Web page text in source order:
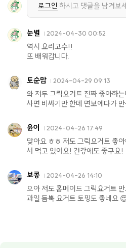
로그인 하시고 댓글을 남겨보
눈별 2024-04-30 00:52
역시 요리고수!!
또 배워갑니다.
토순맘 2024-04-29 09:13
와 저두 그릭요거트 진짜 좋아하
사면 비싸기만 한데 면보에다가
윤이 2024-04-26 17:49
맞아요 ㅎㅎ 저도 그릭요거트 좋
서 먹고 있어요! 건강에도 좋구요!
보콩 2024-04-26 14:10
으아 저도 홈메이드 그릭요거트
과일 듬뿍 요거트 토핑도 좋네요